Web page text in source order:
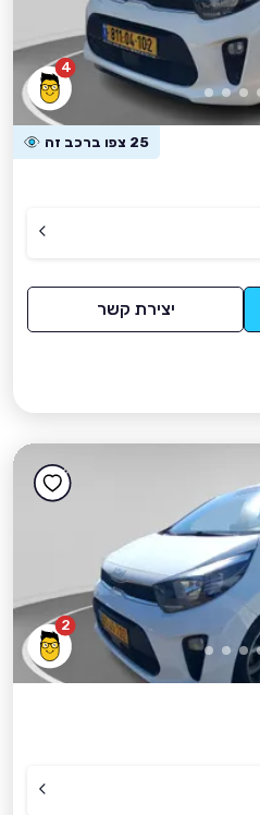
4
25 צפו ברכב זה
יצירת קשר
2